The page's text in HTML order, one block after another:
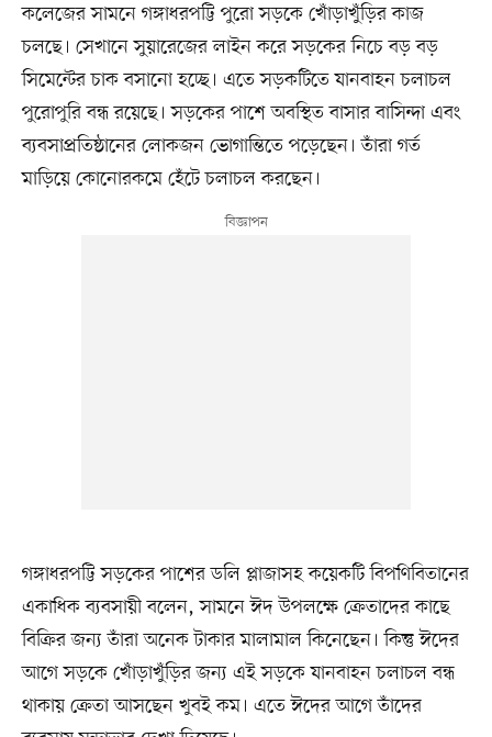
কলেজের সামনে গঙ্গাধরপট্টি পুরো সড়কে খোঁড়াখুঁড়ির কাজ
চলছে। সেখানে সুয়ারেজের লাইন করে সড়কের নিচে বড় বড়
সিমেন্টের চাক বসানো হচ্ছে। এতে সড়কটিতে যানবাহন চলাচল
পুরোপুরি বন্ধ রয়েছে। সড়কের পাশে অবস্থিত বাসার বাসিন্দা এবং
ব্যবসাপ্রতিষ্ঠানের লোকজন ভোগান্তিতে পড়েছেন। তাঁরা গর্ত
মাড়িয়ে কোনোরকমে হেঁটে চলাচল করছেন।
গঙ্গাধরপট্টি সড়কের পাশের ডলি প্লাজাসহ কয়েকটি বিপণিবিতানের
একাধিক ব্যবসায়ী বলেন, সামনে ঈদ উপলক্ষে ক্রেতাদের কাছে
বিক্রির জন্য তাঁরা অনেক টাকার মালামাল কিনেছেন। কিন্তু ঈদের
আগে সড়কে খোঁড়াখুঁড়ির জন্য এই সড়কে যানবাহন চলাচল বন্ধ
থাকায় ক্রেতা আসছেন খুবই কম। এতে ঈদের আগে তাঁদের